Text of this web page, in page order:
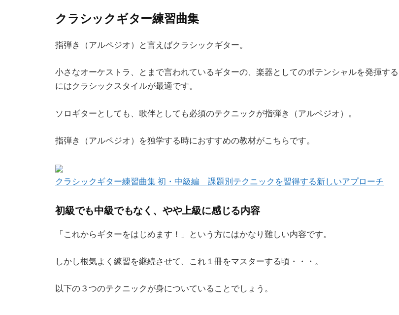
クラシックギター練習曲集
指弾き（アルペジオ）と言えばクラシックギター。
小さなオーケストラ、とまで言われているギターの、楽器としてのポテンシャルを発揮する
にはクラシックスタイルが最適です。
ソロギターとしても、歌伴としても必須のテクニックが指弾き（アルペジオ）。
指弾き（アルペジオ）を独学する時におすすめの教材がこちらです。
クラシックギター練習曲集 初・中級編 課題別テクニックを習得する新しいアプローチ
初級でも中級でもなく、やや上級に感じる内容
「これからギターをはじめます！」という方にはかなり難しい内容です。
しかし根気よく練習を継続させて、これ１冊をマスターする頃・・・。
以下の３つのテクニックが身についていることでしょう。